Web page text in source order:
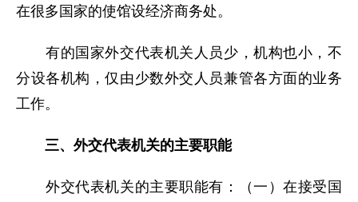
在很多国家的使馆设经济商务处。
有的国家外交代表机关人员少，机构也小，不
分设各机构，仅由少数外交人员兼管各方面的业务
工作。
三、外交代表机关的主要职能
外交代表机关的主要职能有：（一）在接受国